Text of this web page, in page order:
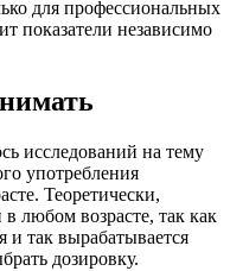
для профессиональных
показатели независимо
исследований на тему
употребления
Теоретически,
любом возрасте, так как
и так вырабатывается
дозировку.